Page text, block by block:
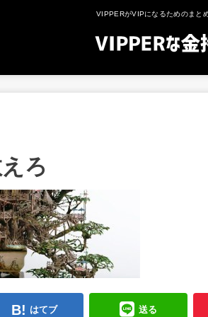
VIPPERがVIPになるためのまと
ろ
はてブ 送る